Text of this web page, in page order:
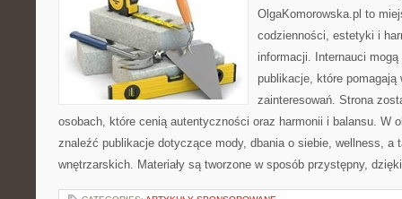
OlgaKomorowska.pl to
codzienności, estetyki i
informacji. Internauci
publikacje, które pomagają
zainteresowań. Strona
osobach, które cenią autentyczności oraz harmonii i balansu. W
znaleźć publikacje dotyczące mody, dbania o siebie, wellness, a
wnętrzarskich. Materiały są tworzone w sposób przystępny,